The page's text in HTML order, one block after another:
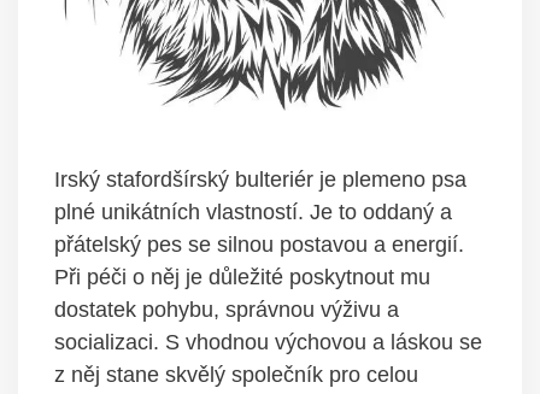
Irský stafordšírský bulteriér je plemeno psa
plné unikátních vlastností. Je to oddaný a
přátelský pes se silnou postavou a energií.
Při péči o něj je důležité poskytnout mu
dostatek pohybu, správnou výživu a
socializaci. S vhodnou výchovou a láskou se
z něj stane skvělý společník pro celou